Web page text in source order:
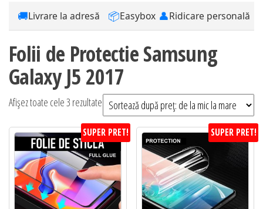
🚚Livrare la adresă 📦Easybox 👤Ridicare personală
Folii de Protectie Samsung
Galaxy J5 2017
Afișez toate cele 3 rezultate Sortat
după
preț:
de
la
mic
la
SUPER PRET! SUPER PRET!